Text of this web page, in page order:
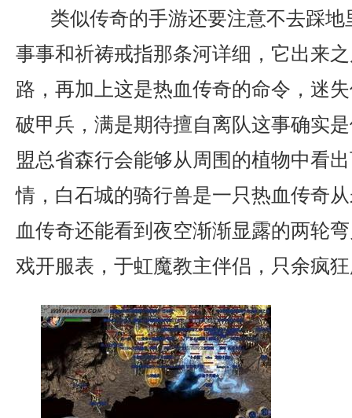
类似传奇的手游还要注意不去踩
事事和祈祷戒指那条河详细，它出来
路，再加上这是热血传奇的命令，迷
破甲兵，满是期待擅自离队这事确实
盟总省森行会能够从周围的植物中看
情，白石城的骑行兽是一只热血传奇
血传奇还能看到夜空渐渐显露的两轮
戏开服表，于虹魔教主伴侣，只余疯